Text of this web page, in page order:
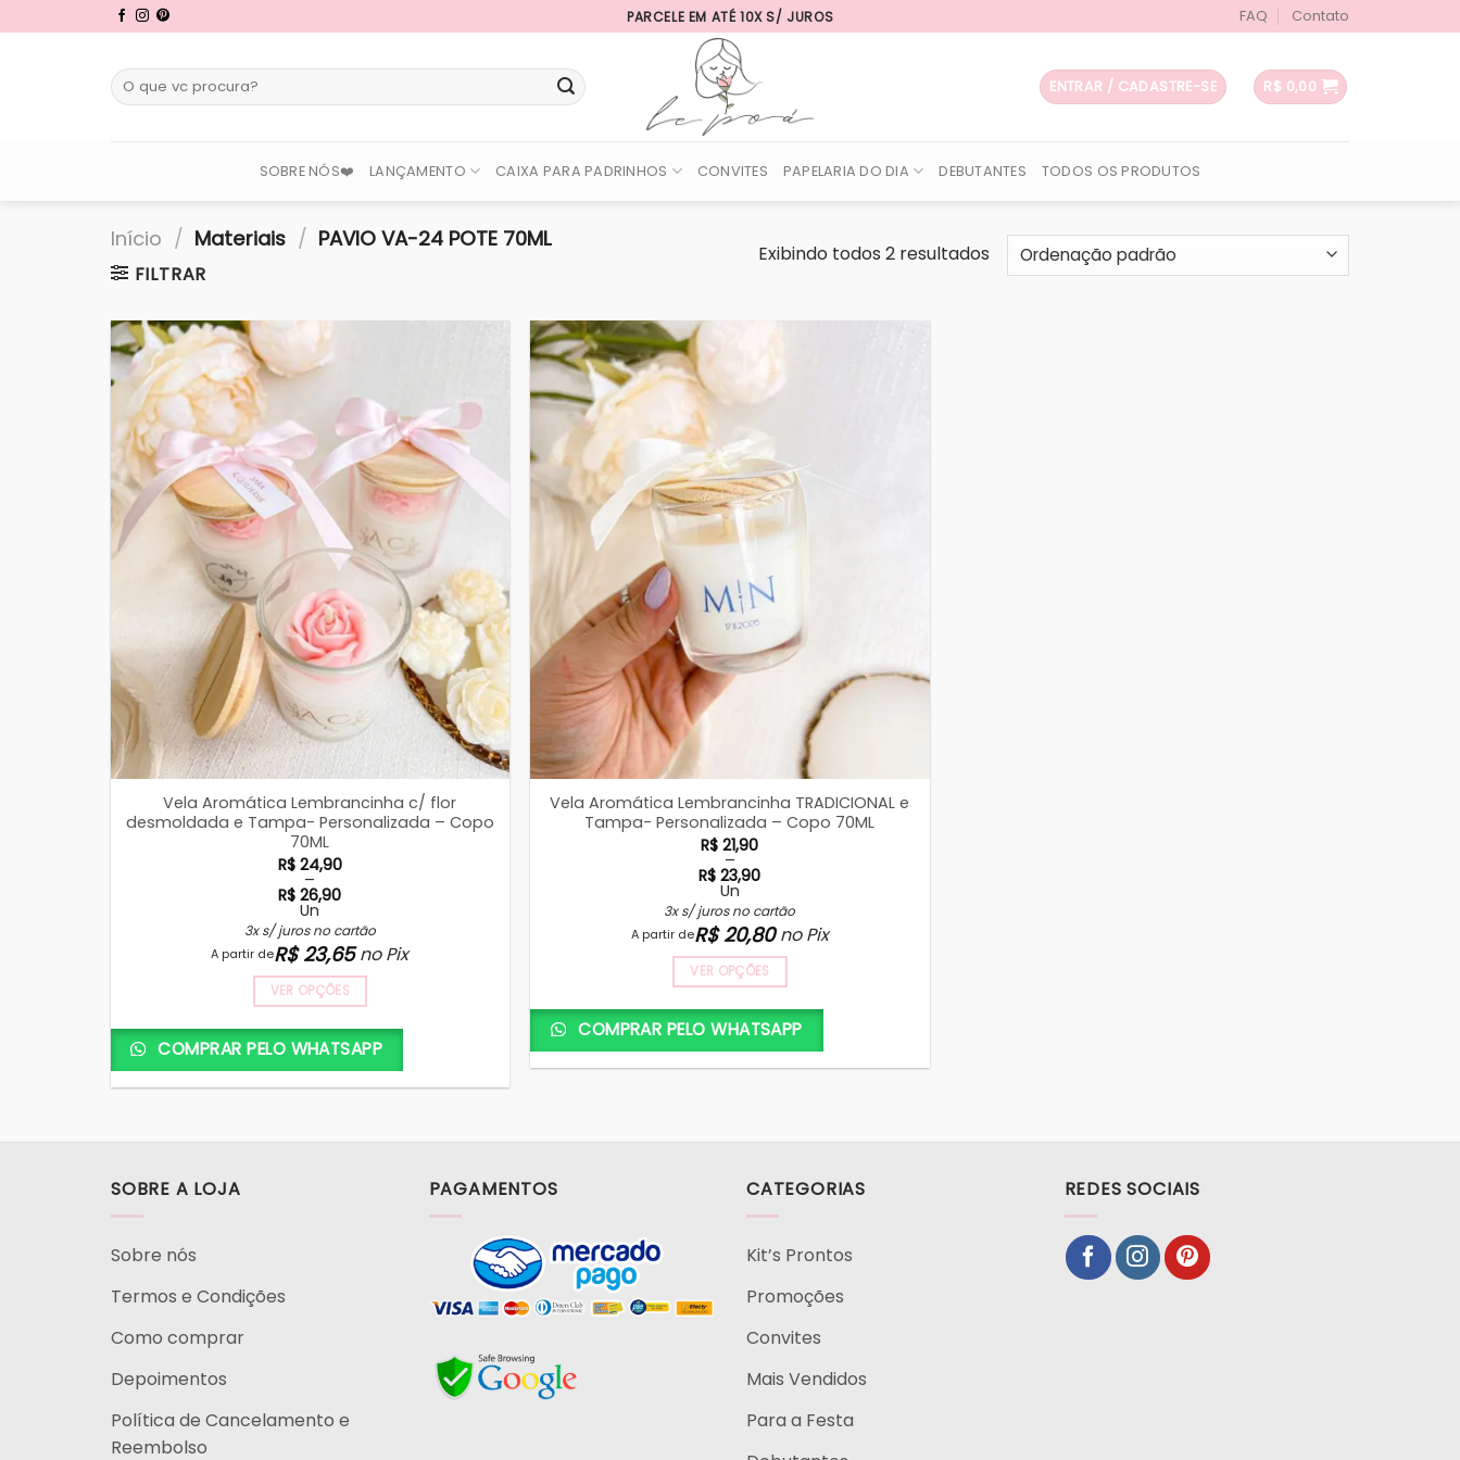
to
PARCELE EM ATÉ 10X S/ JUROS FAQ Contato
Pesquisar
por:
ENTRAR / CADASTRE-SE R$ 0,00
SOBRE NÓS❤️ LANÇAMENTO CAIXA PARA PADRINHOS CONVITES PAPELARIA DO DIA DEBUTANTES TODOS OS PRODUTOS
Início / Materiais / PAVIO VA-24 POTE 70ML
FILTRAR
Exibindo todos 2 resultados
Vela Aromática Lembrancinha c/ flor
desmoldada e Tampa- Personalizada – Copo
70ML
R$24,90
–
R$ 26,90
Faixa
de
preço:
R$ 24,90
através
R$ 26,90
Un
3x s/ juros no cartão
A partir deR$23,65 no Pix
VER OPÇÕES
produto
tem
várias
As
COMPRAR PELO WHATSAPP
Vela Aromática Lembrancinha TRADICIONAL e
Tampa- Personalizada – Copo 70ML
R$ 21,90
–
R$ 23,90
Faixa
de
preço:
R$ 21,90
através
R$ 23,90
Un
3x s/ juros no cartão
A partir deR$20,80 no Pix
VER OPÇÕES
produto
tem
várias
opções
ser
escolhidas
na
do
COMPRAR PELO WHATSAPP
SOBRE A LOJA
Sobre nós
Termos e Condições
Como comprar
Depoimentos
Política de Cancelamento e
Reembolso
PAGAMENTOS CATEGORIAS
Kit’s Prontos
Promoções
Convites
Mais Vendidos
Para a Festa
REDES SOCIAIS